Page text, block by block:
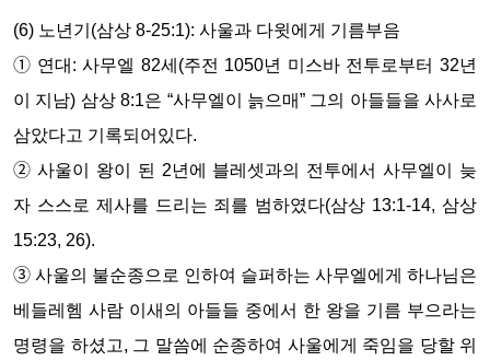
(6) 노년기(삼상 8-25:1): 사울과 다윗에게 기름부음
➀ 연대: 사무엘 82세(주전 1050년 미스바 전투로부터 32년
이 지남) 삼상 8:1은 “사무엘이 늙으매” 그의 아들들을 사사로
삼았다고 기록되어있다.
➁ 사울이 왕이 된 2년에 블레셋과의 전투에서 사무엘이 늦
자 스스로 제사를 드리는 죄를 범하였다(삼상 13:1-14, 삼상
15:23, 26).
➂ 사울의 불순종으로 인하여 슬퍼하는 사무엘에게 하나님은
베들레헴 사람 이새의 아들들 중에서 한 왕을 기름 부으라는
명령을 하셨고, 그 말씀에 순종하여 사울에게 죽임을 당할 위